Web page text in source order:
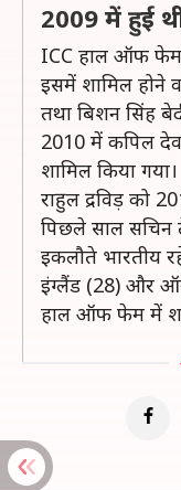
2009 में हुई
ICC हाल ऑफ
इसमें शामिल होने
तथा बिशन सिंह
2010 में कपिल
शामिल किया गया।
राहुल द्रविड़ को
पिछले साल सचिन
इकलौते भारतीय
इंग्लैंड (28) और
हाल ऑफ फेम में